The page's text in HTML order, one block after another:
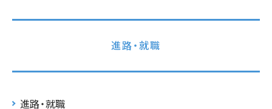
進路・就職
進路・就職